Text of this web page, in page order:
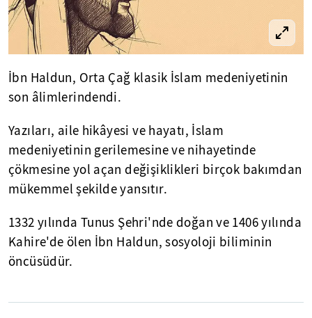
İbn Haldun, Orta Çağ klasik İslam medeniyetinin
son âlimlerindendi.
Yazıları, aile hikâyesi ve hayatı, İslam
medeniyetinin gerilemesine ve nihayetinde
çökmesine yol açan değişiklikleri birçok bakımdan
mükemmel şekilde yansıtır.
1332 yılında Tunus Şehri'nde doğan ve 1406 yılında
Kahire'de ölen İbn Haldun, sosyoloji biliminin
öncüsüdür.